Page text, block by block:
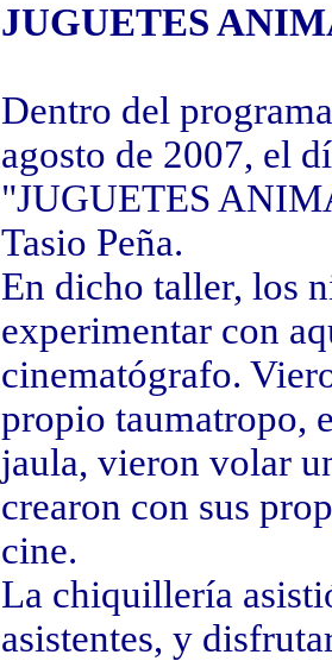
JUGUETES
Dentro del
agosto de 2007, el
"JUGUETES
Tasio Peña.
En dicho taller, los
experimentar con
cinematógrafo.
propio taumatropo,
jaula, vieron volar
crearon con sus
cine.
La chiquillería
asistentes, y